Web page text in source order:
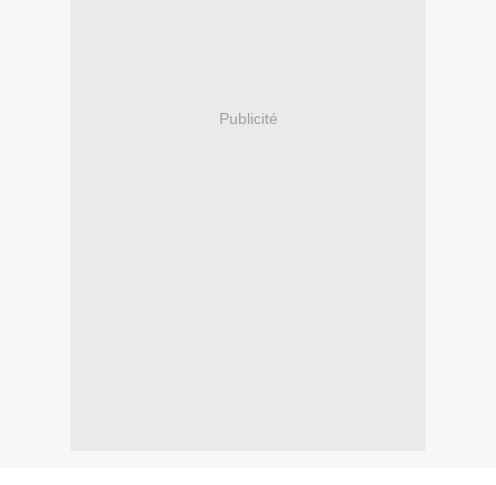
Publicité